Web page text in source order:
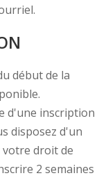
début de la
d'une inscription
disposez d'un
droit de
2 semaines